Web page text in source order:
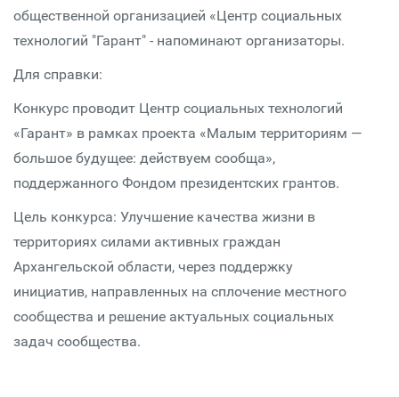
общественной организацией «Центр социальных
технологий "Гарант" - напоминают организаторы.
Для справки:
Конкурс проводит Центр социальных технологий
«Гарант» в рамках проекта «Малым территориям —
большое будущее: действуем сообща»,
поддержанного Фондом президентских грантов.
Цель конкурса: Улучшение качества жизни в
территориях силами активных граждан
Архангельской области, через поддержку
инициатив, направленных на сплочение местного
сообщества и решение актуальных социальных
задач сообщества.